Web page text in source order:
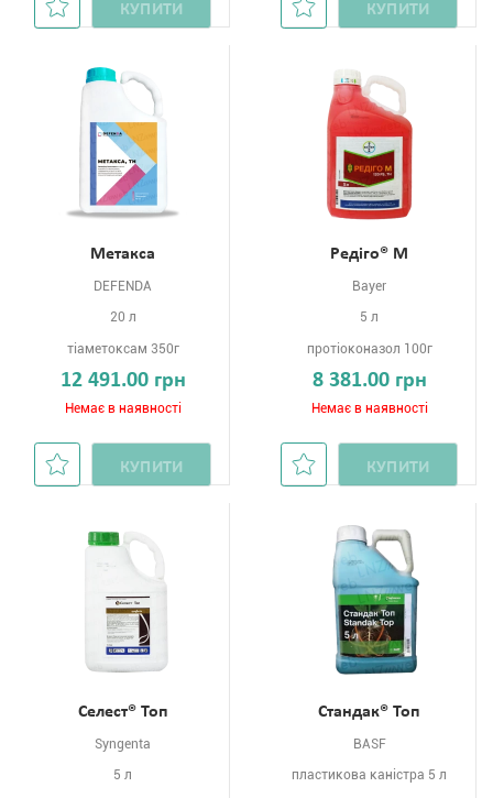
КУПИТИ КУПИТИ
Метакса
DEFENDA
20 л
тіаметоксам 350г
12 491.00 грн
Немає в наявності
КУПИТИ
Редіго® М
Bayer
5 л
протіоконазол 100г
8 381.00 грн
Немає в наявності
КУПИТИ
Селест® Топ
Syngenta
5 л
Стандак® Топ
BASF
пластикова каністра 5 л